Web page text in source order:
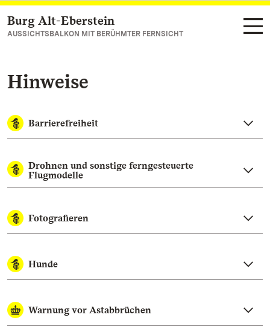
Zum Hauptinhalt springen
Burg Alt-Eberstein
AUSSICHTSBALKON MIT BERÜHMTER FERNSICHT
Hinweise
Barrierefreiheit
Drohnen und sonstige ferngesteuerte
Flugmodelle
Fotografieren
Hunde
Warnung vor Astabbrüchen